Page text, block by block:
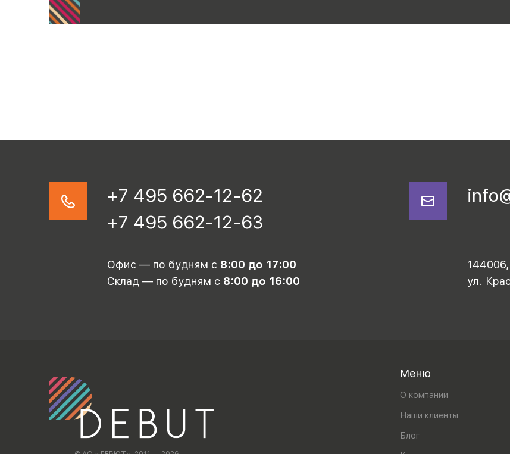
+7 495 662-12-62
+7 495 662-12-63
Офис — по будням с 8:00 до 17:00
Склад — по будням с 8:00 до 16:00
ул.
Меню
О компании
Наши клиенты
Блог